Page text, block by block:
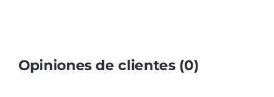
Opiniones de clientes (0)